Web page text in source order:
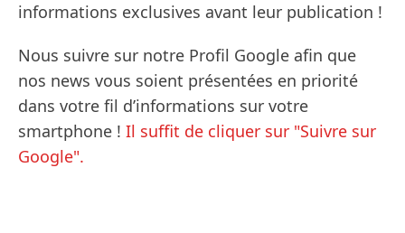
informations exclusives avant leur publication !
Nous suivre sur notre Profil Google afin que
nos news vous soient présentées en priorité
dans votre fil d’informations sur votre
smartphone ! Il suffit de cliquer sur "Suivre sur
Google".